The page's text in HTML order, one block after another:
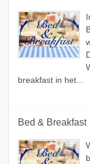
breakfast in het...
Bed & Breakfast